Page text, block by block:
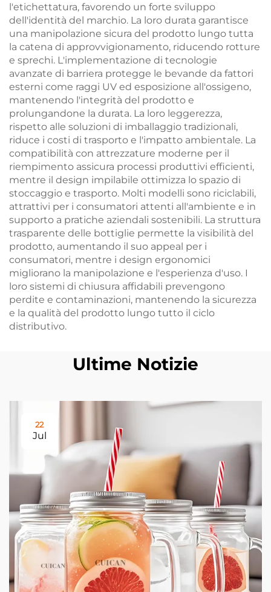
l'etichettatura, favorendo un forte sviluppo
dell'identità del marchio. La loro durata garantisce
una manipolazione sicura del prodotto lungo tutta
la catena di approvvigionamento, riducendo rotture
e sprechi. L'implementazione di tecnologie
avanzate di barriera protegge le bevande da fattori
esterni come raggi UV ed esposizione all'ossigeno,
mantenendo l'integrità del prodotto e
prolungandone la durata. La loro leggerezza,
rispetto alle soluzioni di imballaggio tradizionali,
riduce i costi di trasporto e l'impatto ambientale. La
compatibilità con attrezzature moderne per il
riempimento assicura processi produttivi efficienti,
mentre il design impilabile ottimizza lo spazio di
stoccaggio e trasporto. Molti modelli sono riciclabili,
attrattivi per i consumatori attenti all'ambiente e in
supporto a pratiche aziendali sostenibili. La struttura
trasparente delle bottiglie permette la visibilità del
prodotto, aumentando il suo appeal per i
consumatori, mentre i design ergonomici
migliorano la manipolazione e l'esperienza d'uso. I
loro sistemi di chiusura affidabili prevengono
perdite e contaminazioni, mantenendo la sicurezza
e la qualità del prodotto lungo tutto il ciclo
distributivo.
Ultime Notizie
22
Jul